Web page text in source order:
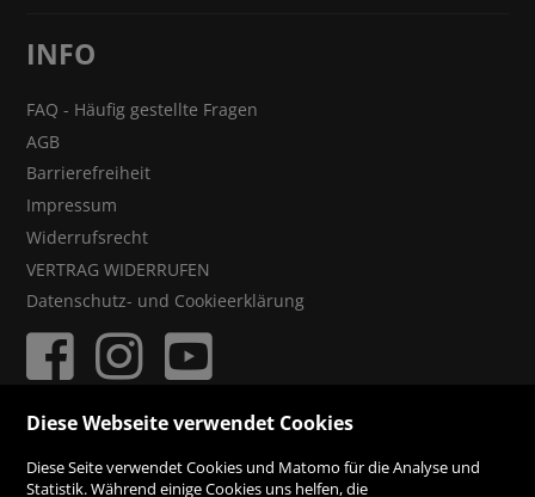
INFO
FAQ - Häufig gestellte Fragen
AGB
Barrierefreiheit
Impressum
Widerrufsrecht
VERTRAG WIDERRUFEN
Datenschutz- und Cookieerklärung
Diese Webseite verwendet Cookies
Diese Seite verwendet Cookies und Matomo für die Analyse und
Statistik. Während einige Cookies uns helfen, die